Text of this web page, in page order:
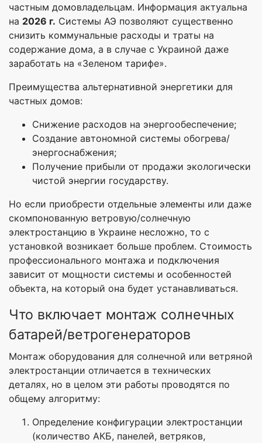
частным домовладельцам. Информация актуальна
на 2026 г. Системы АЭ позволяют существенно
снизить коммунальные расходы и траты на
содержание дома, а в случае с Украиной даже
заработать на «Зеленом тарифе».
Преимущества альтернативной энергетики для
частных домов:
Снижение расходов на энергообеспечение;
Создание автономной системы обогрева/
энергоснабжения;
Получение прибыли от продажи экологически
чистой энергии государству.
Но если приобрести отдельные элементы или даже
скомпонованную ветровую/солнечную
электростанцию в Украине несложно, то с
установкой возникает больше проблем. Стоимость
профессионального монтажа и подключения
зависит от мощности системы и особенностей
объекта, на который она будет устанавливаться.
Что включает монтаж солнечных
батарей/ветрогенераторов
Монтаж оборудования для солнечной или ветряной
электростанции отличается в технических
деталях, но в целом эти работы проводятся по
общему алгоритму:
Определение конфигурации электростанции
(количество АКБ, панелей, ветряков,